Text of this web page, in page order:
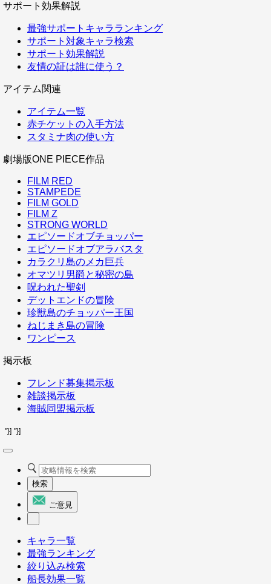
サポート効果解説
最強サポートキャラランキング
サポート対象キャラ検索
サポート効果解説
友情の証は誰に使う？
アイテム関連
アイテム一覧
赤チケットの入手方法
スタミナ肉の使い方
劇場版ONE PIECE作品
FILM RED
STAMPEDE
FILM GOLD
FILM Z
STRONG WORLD
エピソードオブチョッパー
エピソードオブアラバスタ
カラクリ島のメカ巨兵
オマツリ男爵と秘密の島
呪われた聖剣
デットエンドの冒険
珍獣島のチョッパー王国
ねじまき島の冒険
ワンピース
掲示板
フレンド募集掲示板
雑談掲示板
海賊同盟掲示板
"}] "}]
検索
ご意見
キャラ一覧
最強ランキング
絞り込み検索
船長効果一覧